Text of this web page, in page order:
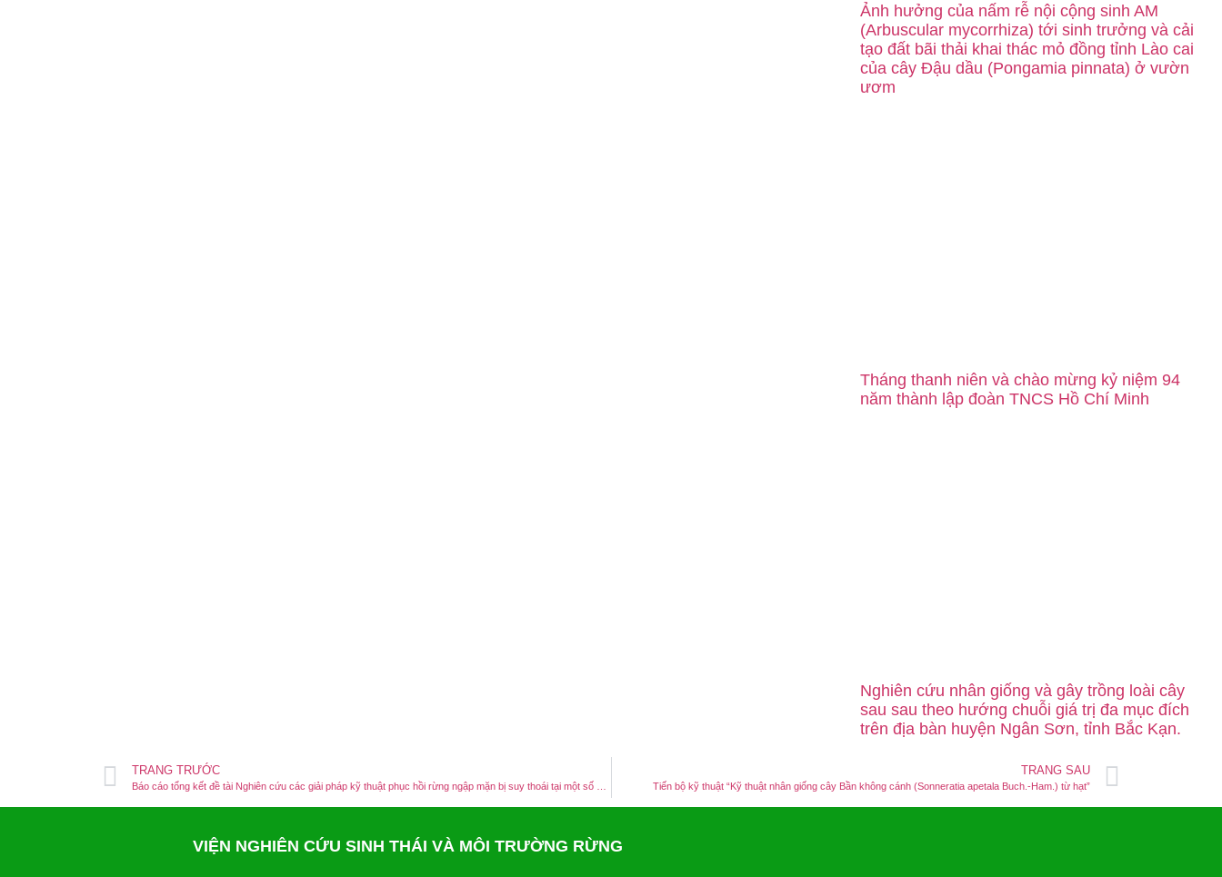
Ảnh hưởng của nấm rễ nội cộng sinh AM
(Arbuscular mycorrhiza) tới sinh trưởng và cải
tạo đất bãi thải khai thác mỏ đồng tỉnh Lào cai
của cây Đậu dầu (Pongamia pinnata) ở vườn
ươm
Tháng thanh niên và chào mừng kỷ niệm 94
năm thành lập đoàn TNCS Hồ Chí Minh
Nghiên cứu nhân giống và gây trồng loài cây
sau sau theo hướng chuỗi giá trị đa mục đích
trên địa bàn huyện Ngân Sơn, tỉnh Bắc Kạn.
TRANG TRƯỚC
Báo cáo tổng kết đề tài Nghiên cứu các giải pháp kỹ thuật phục hồi rừng ngập mặn bị suy thoái tại một số vùng sinh thái trọng điểm ven biển Việt Nam (Bắc Bộ, Đông Nam Bộ và Tây Nam Bộ)
TRANG SAU
Tiến bộ kỹ thuật “Kỹ thuật nhân giống cây Bần không cánh (Sonneratia apetala Buch.-Ham.) từ hạt”
VIỆN NGHIÊN CỨU SINH THÁI VÀ MÔI TRƯỜNG RỪNG